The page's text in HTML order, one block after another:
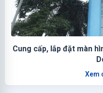
Cung cấp, lắp đặt màn
Xem